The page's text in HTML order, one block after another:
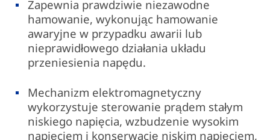
Zapewnia prawdziwie niezawodne
hamowanie, wykonując hamowanie
awaryjne w przypadku awarii lub
nieprawidłowego działania układu
przeniesienia napędu.
Mechanizm elektromagnetyczny
wykorzystuje sterowanie prądem stałym
niskiego napięcia, wzbudzenie wysokim
napięciem i konserwację niskim napięciem,